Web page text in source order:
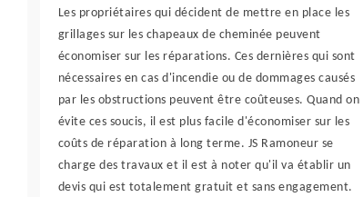
Les propriétaires qui décident de mettre en place les
grillages sur les chapeaux de cheminée peuvent
économiser sur les réparations. Ces dernières qui sont
nécessaires en cas d'incendie ou de dommages causés
par les obstructions peuvent être coûteuses. Quand on
évite ces soucis, il est plus facile d'économiser sur les
coûts de réparation à long terme. JS Ramoneur se
charge des travaux et il est à noter qu'il va établir un
devis qui est totalement gratuit et sans engagement.